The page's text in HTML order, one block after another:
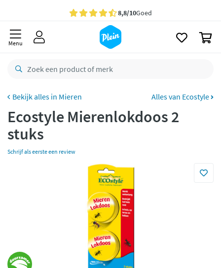
Gratisbezorging vanaf 35,- *
besteld,
retourneren
Betaal met Klarna
Menu
Mieren Alles van Ecostyle
Ecostyle Mierenlokdoos 2
stuks
Schrijf als eerste een review